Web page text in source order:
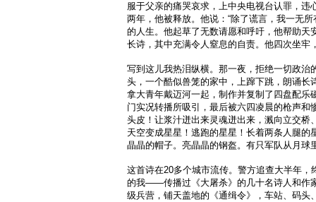
服于父亲的痛哭哀求，上中央电视台认罪，违
两年，他被释放。他说：“除了谎言，我一无
的人生。他起草了无数请愿和呼吁，他帮助天
长诗，其中充满令人窒息的自责。他四次坐牢
写到这儿我热泪纵横。那一夜，拒绝一切政治
头，一个酷似兽笼的家中，上蹿下跳，朗诵长
拿大青年戴迈河一起，制作并复制了四盘配乐
门实况转播所吸引，最后被六四凌晨的枪声
头皮！让浆汁迸出来灵魂迸出来，溅向立交桥
天空变成星星！逃跑的星星！长着两条人腿的
晶晶的帽子。亮晶晶的钢盔。有只军队从月
这首诗在20多个城市流传。警方追查大半年
的我——传播过《大屠杀》的几十名诗人和
级兵营，铺天盖地的《通缉令》，车站、码头